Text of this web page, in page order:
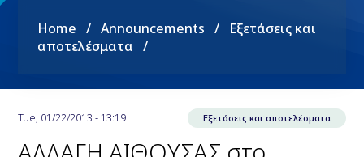
Breadcrumb
Home Announcements
Εξετάσεις και
αποτελέσματα
Tue, 01/22/2013 - 13:19 Εξετάσεις και αποτελέσματα